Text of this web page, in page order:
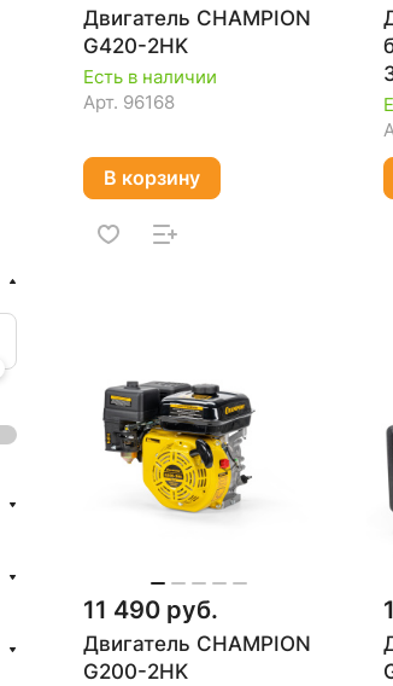
Двигатель CHAMPION
G420-2HK
Есть в наличии
Арт. 96168
В корзину
11 490 руб.
Двигатель CHAMPION
G200-2HK